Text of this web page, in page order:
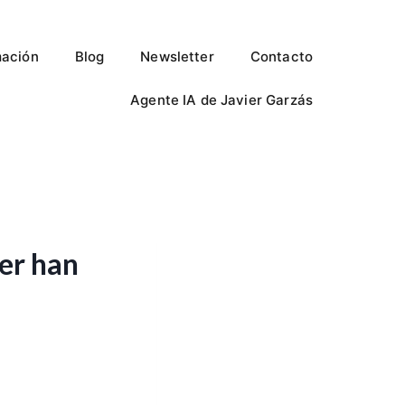
Blog Newsletter Contacto
Agente IA de Javier Garzás
han